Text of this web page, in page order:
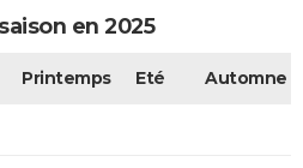
en 2025
Printemps Eté Automne